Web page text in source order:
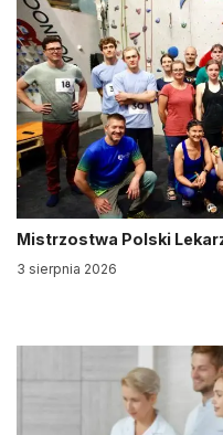
Mistrzostwa Polski
3 sierpnia 2026